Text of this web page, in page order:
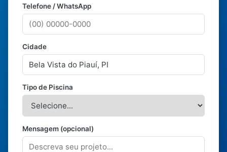
Telefone / WhatsApp
Cidade
Tipo de Piscina
Mensagem (opcional)